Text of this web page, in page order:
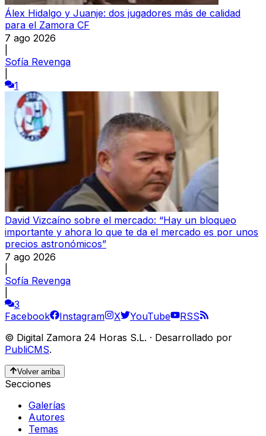
Álex Hidalgo y Juanje: dos jugadores más de calidad
para el Zamora CF
7 ago 2026
Sofía Revenga
1
David Vizcaíno sobre el mercado: “Hay un bloqueo
importante y ahora lo que te da el mercado es por unos
precios astronómicos”
7 ago 2026
Sofía Revenga
3
Facebook
Instagram X YouTube
RSS
© Digital Zamora 24 Horas S.L. · Desarrollado por
PubliCMS.
Volver arriba
Secciones
Galerías
Autores
Temas